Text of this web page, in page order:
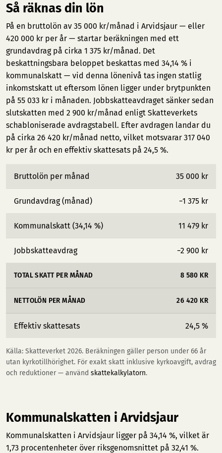
Så räknas din lön
På en bruttolön av 35 000 kr/månad i Arvidsjaur — eller
420 000 kr per år — startar beräkningen med ett
grundavdrag på cirka 1 375 kr/månad. Det
beskattningsbara beloppet beskattas med 34,14 % i
kommunalskatt — vid denna lönenivå tas ingen statlig
inkomstskatt ut eftersom lönen ligger under brytpunkten
på 55 033 kr i månaden. Jobbskatteavdraget sänker sedan
slutskatten med 2 900 kr/månad enligt Skatteverkets
schabloniserade avdragstabell. Efter avdragen landar du
på cirka 26 420 kr/månad netto, vilket motsvarar 317 040
kr per år och en effektiv skattesats på 24,5 %.
Bruttolön per månad 35 000 kr
Grundavdrag (månad) −1 375 kr
Kommunalskatt (34,14 %) 11 479 kr
Jobbskatteavdrag −2 900 kr
TOTAL SKATT PER MÅNAD 8 580 KR
NETTOLÖN PER MÅNAD 26 420 KR
Effektiv skattesats 24,5 %
Källa: Skatteverket 2026. Beräkningen gäller person under 66 år
utan kyrkotillhörighet. För exakt skatt inklusive kyrkoavgift, avdrag
och reduktioner — använd skattekalkylatorn.
Kommunalskatten i Arvidsjaur
Kommunalskatten i Arvidsjaur ligger på 34,14 %, vilket är
1,73 procentenheter över riksgenomsnittet på 32,41 %.